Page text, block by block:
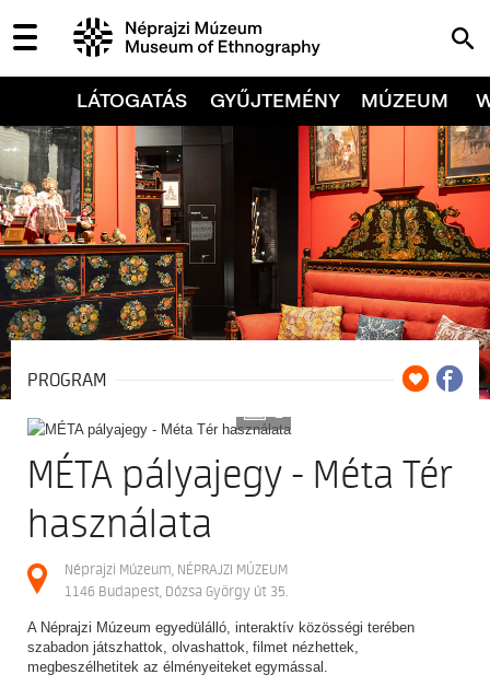
LÁTOGATÁS GYŰJTEMÉNY MÚZEUM
PROGRAM
2
MÉTA pályajegy - Méta Tér
használata
Néprajzi Múzeum, NÉPRAJZI MÚZEUM
1146 Budapest, Dózsa György út 35.
A Néprajzi Múzeum egyedülálló, interaktív közösségi terében
szabadon játszhattok, olvashattok, filmet nézhettek,
megbeszélhetitek az élményeiteket egymással.